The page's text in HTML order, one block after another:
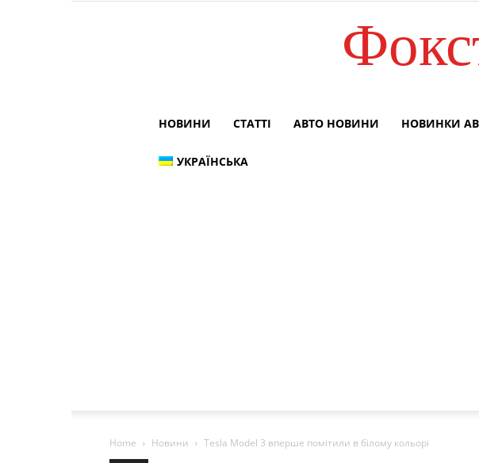
НОВИНИ СТАТТІ АВТО НОВИНИ НОВИНКИ
УКРАЇНСЬКА
Home Новини Tesla Model 3 вперше помітили в білому кольорі